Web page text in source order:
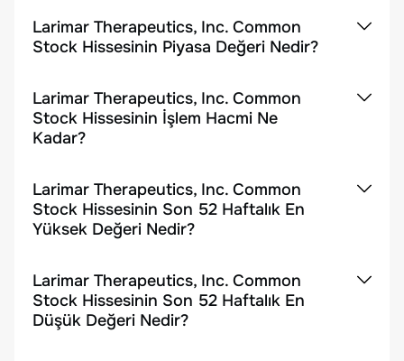
Larimar Therapeutics, Inc. Common
Stock Hissesinin Piyasa Değeri Nedir?
Larimar Therapeutics, Inc. Common
Stock Hissesinin İşlem Hacmi Ne
Kadar?
Larimar Therapeutics, Inc. Common
Stock Hissesinin Son 52 Haftalık En
Yüksek Değeri Nedir?
Larimar Therapeutics, Inc. Common
Stock Hissesinin Son 52 Haftalık En
Düşük Değeri Nedir?